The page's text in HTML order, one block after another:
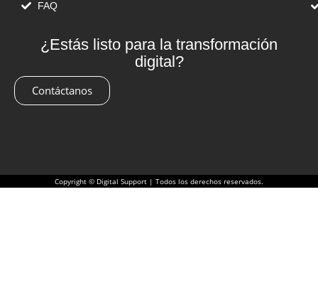
FAQ
¿Estás listo para la transformación
digital?
Contáctanos
Copyright © Digital Support | Todos los derechos reservados.